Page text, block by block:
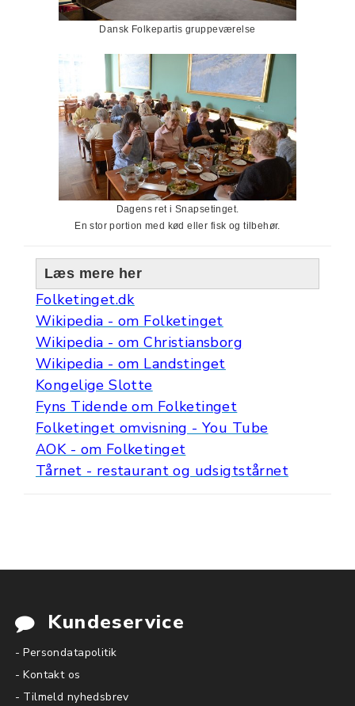
Dansk Folkepartis gruppeværelse
Dagens ret i Snapsetinget.
En stor portion med kød eller fisk og tilbehør.
Læs mere her
Folketinget.dk
Wikipedia - om Folketinget
Wikipedia - om Christiansborg
Wikipedia - om Landstinget
Kongelige Slotte
Fyns Tidende om Folketinget
Folketinget omvisning - You Tube
AOK - om Folketinget
Tårnet - restaurant og udsigtstårnet
Kundeservice
- Persondatapolitik
- Kontakt os
- Tilmeld nyhedsbrev